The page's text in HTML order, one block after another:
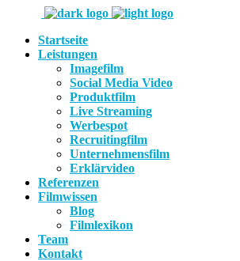
Startseite
Leistungen
Imagefilm
Social Media Video
Produktfilm
Live Streaming
Werbespot
Recruitingfilm
Unternehmensfilm
Erklärvideo
Referenzen
Filmwissen
Blog
Filmlexikon
Team
Kontakt